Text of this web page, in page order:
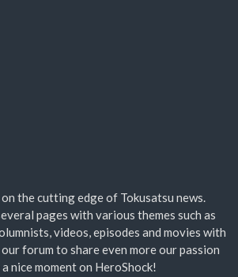
the cutting edge of Tokusatsu news.
pages with various themes such as
videos, episodes and movies with
forum to share even more our passion
nice moment on HeroShock!